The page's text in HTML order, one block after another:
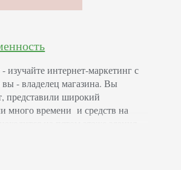
интернет-маркетинг с
- владелец магазина. Вы
представили широкий
много времени и средств на
на пятом этаже здания,
пандусов на входе. Людям негде
тяжело подняться на 5 этаж.